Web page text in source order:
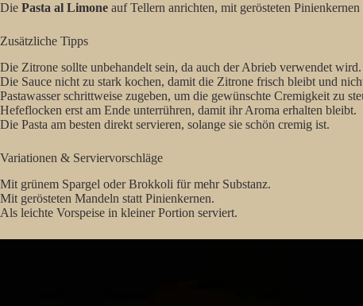
Die Pasta al Limone auf Tellern anrichten, mit gerösteten
Zusätzliche Tipps
Die Zitrone sollte unbehandelt sein, da auch der Abrieb verwendet wird.
Die Sauce nicht zu stark kochen, damit die Zitrone frisch bleibt und
Pastawasser schrittweise zugeben, um die gewünschte Cremigkeit zu
Hefeflocken erst am Ende unterrühren, damit ihr Aroma erhalten bleibt.
Die Pasta am besten direkt servieren, solange sie schön cremig ist.
Variationen & Serviervorschläge
Mit grünem Spargel oder Brokkoli für mehr Substanz.
Mit gerösteten Mandeln statt Pinienkernen.
Als leichte Vorspeise in kleiner Portion serviert.